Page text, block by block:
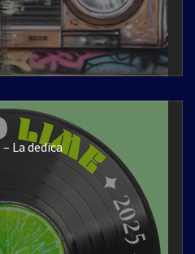
La dedica